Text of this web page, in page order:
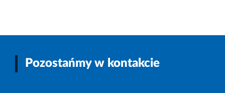
Pozostańmy w kontakcie